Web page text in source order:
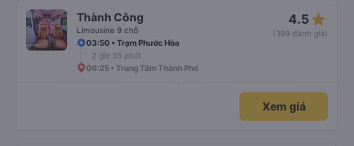
Thành Công
Limousine 9 chỗ
4.5 star_rate
(399 đánh giá)
03:50 • Trạm Phước Hòa
2 giờ 35 phút
06:25 • Trung Tâm Thành Phố
Xem giá